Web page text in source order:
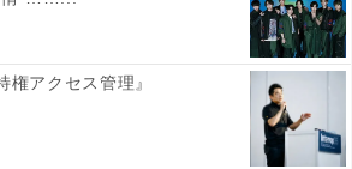
。蓮は少し笑って「もう少し考え
権アクセス管理』